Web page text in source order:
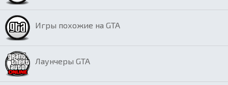
Игры похожие на GTA
Лаунчеры GTA